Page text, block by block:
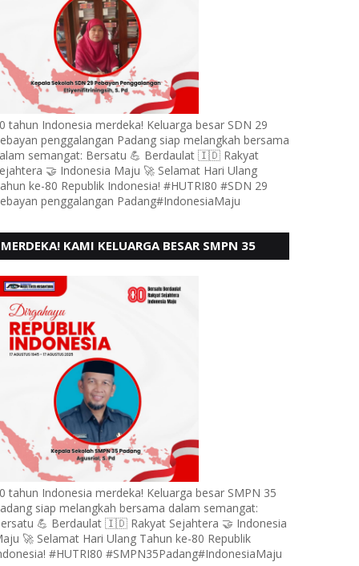
tahun Indonesia merdeka! Keluarga besar SDN 29
penggalangan Padang siap melangkah bersama
semangat: Bersatu 💪 Berdaulat 🇮🇩 Rakyat
🤝 Indonesia Maju 🚀 Selamat Hari Ulang
ke-80 Republik Indonesia! #HUTRI80 #SDN 29
penggalangan Padang#IndonesiaMaju
MERDEKA! KAMI KELUARGA BESAR SMPN 35
tahun Indonesia merdeka! Keluarga besar SMPN 35
siap melangkah bersama dalam semangat:
💪 Berdaulat 🇮🇩 Rakyat Sejahtera 🤝 Indonesia
🚀 Selamat Hari Ulang Tahun ke-80 Republik
#HUTRI80 #SMPN35Padang#IndonesiaMaju